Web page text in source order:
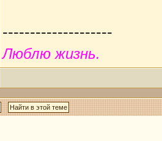
--------------------
Люблю жизнь.